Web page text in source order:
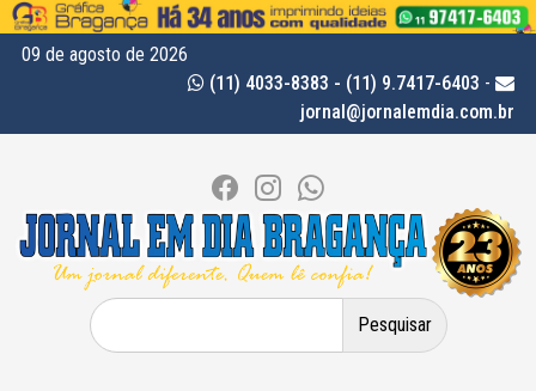
09 de agosto de 2026
(11) 4033-8383 - (11) 9.7417-6403 -
jornal@jornalemdia.com.br
Pesquisar
por: